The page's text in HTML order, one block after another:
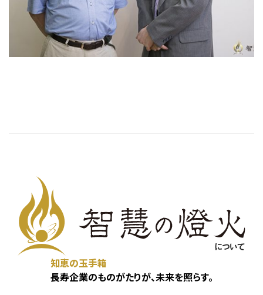
知恵の玉手箱
長寿企業のものがたりが、未来を照らす。